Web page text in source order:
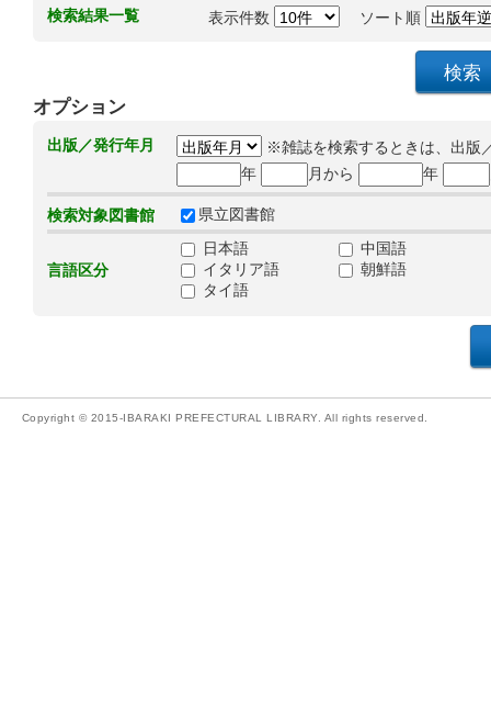
検索結果一覧 表示件数 ソート順
オプション
出版／発行年月
※雑誌を検索するときは、出版
年
月から 年
検索対象図書館 県立図書館
言語区分
日本語
中国語
イタリア語
朝鮮語
タイ語
Copyright © 2015-IBARAKI PREFECTURAL LIBRARY. All rights reserved.